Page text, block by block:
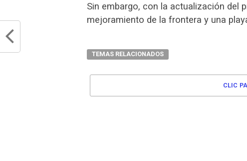
Sin embargo, con la actualización del
mejoramiento de la frontera y una
TEMAS RELACIONADOS
CLIC